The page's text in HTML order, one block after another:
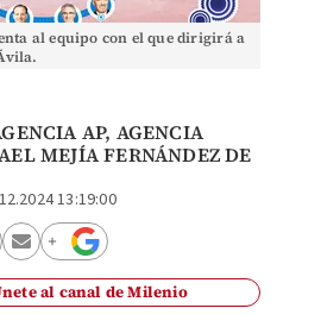
al equipo con el que dirigirá a
AP, AGENCIA
MEJÍA FERNÁNDEZ DE
13:19:00
al canal de Milenio